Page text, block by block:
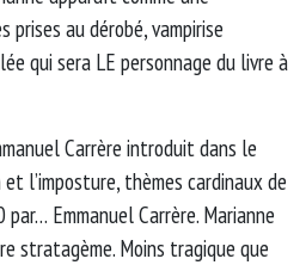
prises au dérobé, vampirise
qui sera LE personnage du livre à
Carrère introduit dans le
l’imposture, thèmes cardinaux de
Emmanuel Carrère. Marianne
stratagème. Moins tragique que